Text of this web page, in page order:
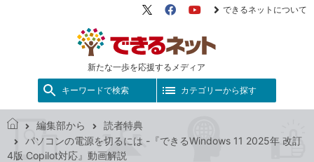
新たな一歩を応援するメディア
X（旧
FacebookYouTube
できるネットについて
キーワードで検索 カテゴリーから探す
き
編集部から
読者特典
パソコンの電源を切るには -『できるWindows 11 2025年 改訂
4版 Copilot対応』動画解説